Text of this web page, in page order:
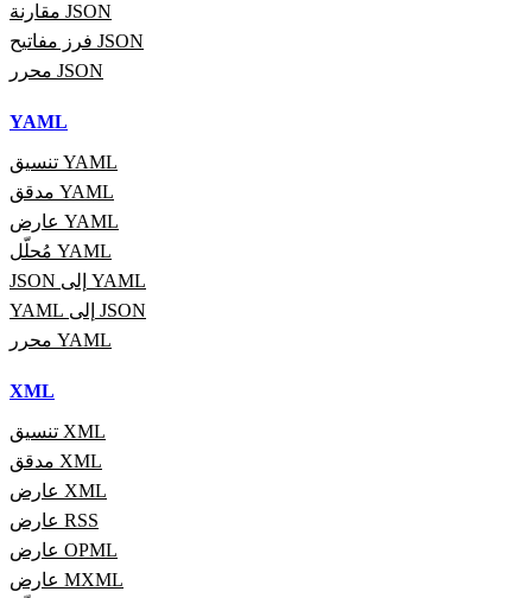
مقارنة JSON
فرز مفاتيح JSON
محرر JSON
YAML
تنسيق YAML
مدقق YAML
عارض YAML
مُحلّل YAML
JSON إلى YAML
YAML إلى JSON
محرر YAML
XML
تنسيق XML
مدقق XML
عارض XML
عارض RSS
عارض OPML
عارض MXML